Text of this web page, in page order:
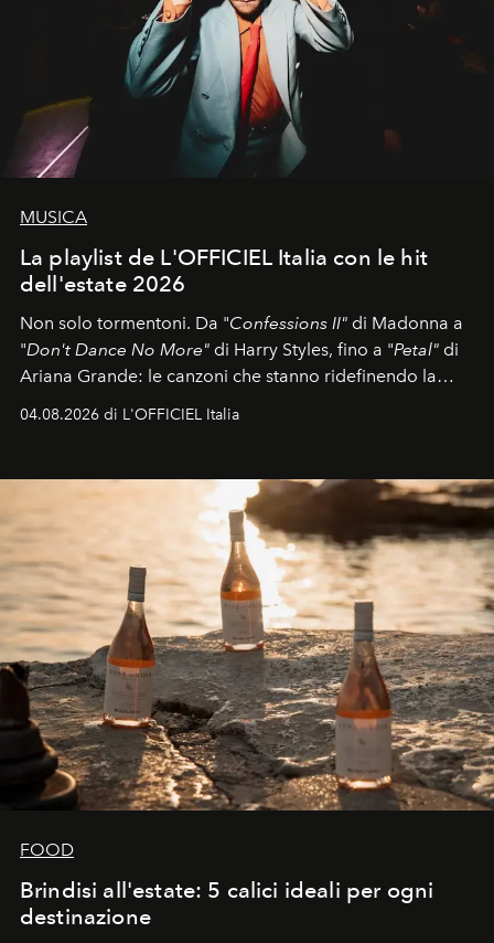
MUSICA
La playlist de L'OFFICIEL Italia con le hit
dell'estate 2026
Non solo tormentoni. Da "Confessions II" di Madonna a
"Don't Dance No More" di Harry Styles, fino a "Petal" di
Ariana Grande: le canzoni che stanno ridefinendo la
colonna sonora della stagione.
04.08.2026 di L'OFFICIEL Italia
FOOD
Brindisi all'estate: 5 calici ideali per ogni
destinazione